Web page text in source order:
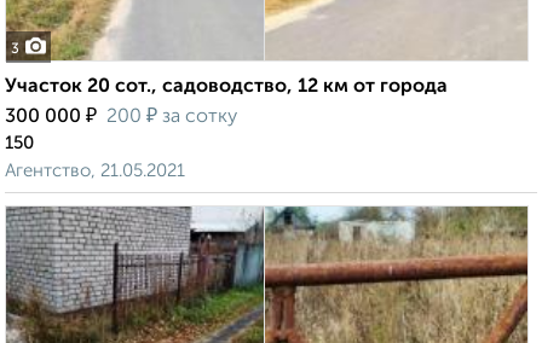
3
Участок 20 сот., садоводство, 12 км от города
300 000 ₽ 200 ₽ за сотку
150
Агентство, 21.05.2021